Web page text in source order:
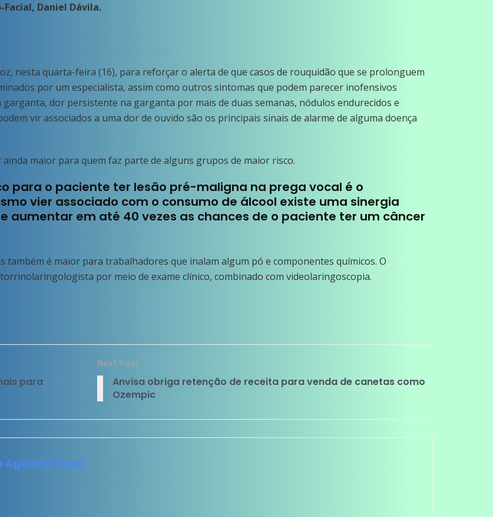
Daniel Dávila.
nesta quarta-feira (16), para reforçar o alerta de que casos de rouquidão que se prolonguem
por um especialista, assim como outros sintomas que podem parecer inofensivos
dor persistente na garganta por mais de duas semanas, nódulos endurecidos e
vir associados a uma dor de ouvido são os principais sinais de alarme de alguma doença
ainda maior para quem faz parte de alguns grupos de maior risco.
para o paciente ter lesão pré-maligna na prega vocal é o
vier associado com o consumo de álcool existe uma sinergia
aumentar em até 40 vezes as chances de o paciente ter um câncer
também é maior para trabalhadores que inalam algum pó e componentes químicos. O
por meio de exame clínico, combinado com videolaringoscopia.
para
Next Post
Anvisa obriga retenção de receita para venda de canetas como
Ozempic
Agencia Brasil